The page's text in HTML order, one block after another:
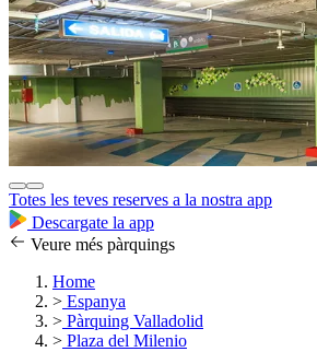
Totes les teves reserves a la nostra app
Descargate la app
Veure més pàrquings
Home
> Espanya
> Pàrquing Valladolid
> Plaza del Milenio